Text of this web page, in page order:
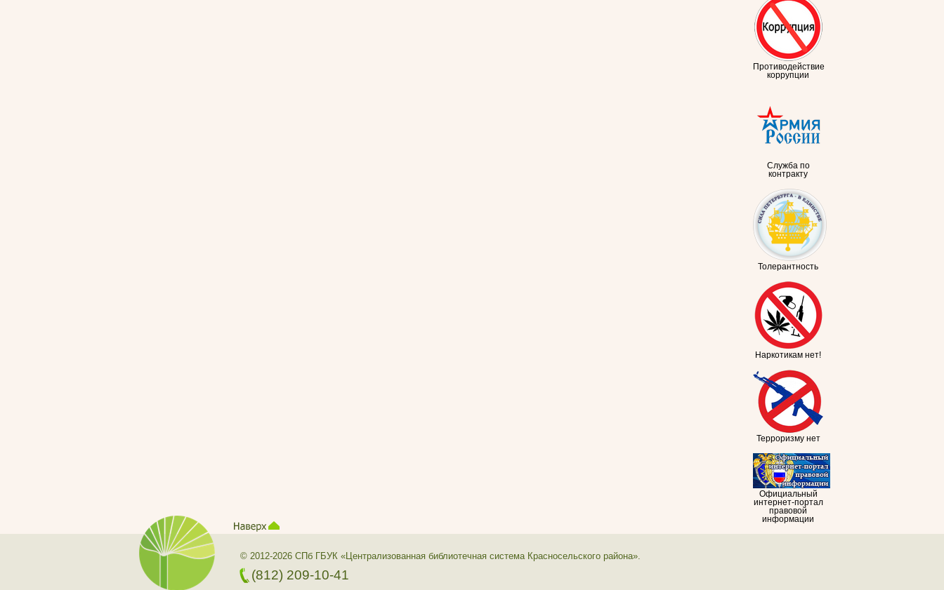
Противодействие
коррупции
Служба по
контракту
Толерантность
Наркотикам нет!
Терроризму нет
Официальный
интернет-портал
правовой
информации
© 2012-2026 СПб ГБУК «Централизованная библиотечная система Красносельского района».
(812) 209-10-41